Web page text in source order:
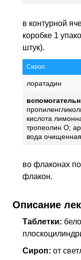
в контурной
коробке 1
штук).
Сироп
лоратадин
кислота
тропеолин О;
вода очищенная
во флаконах
флакон.
Описание
Таблетки:
Сироп: от